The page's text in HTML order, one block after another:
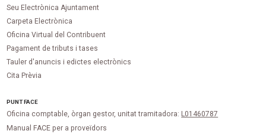
Seu Electrònica Ajuntament
Carpeta Electrònica
Oficina Virtual del Contribuent
Pagament de tributs i tases
Tauler d'anuncis i edictes electrònics
Cita Prèvia
PUNTFACE
Oficina comptable, òrgan gestor, unitat tramitadora: L01460787
Manual FACE per a proveïdors